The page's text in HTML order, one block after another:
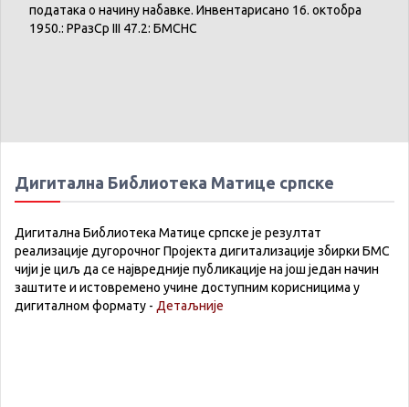
података о начинунабавке. Инвентарисано 16. октобра
1950.: РРазСр III 47.2: БМСНС
Дигитална Библиотека Матице српске
Дигитална Библиотека Матице српске је резултат
реализације дугорочног Пројекта дигитализације збирки БМС
чији је циљ да се највредније публикације на још један начин
заштите и истовремено учине доступним корисницима у
дигиталном формату - Детаљније